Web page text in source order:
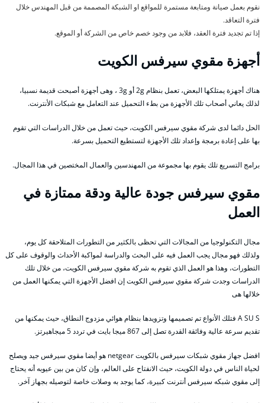
نقوم بعمل صيانة ومتابعة مستمرة للمواقع او الشبكة المصممة من قبل المهندس خلال
فترة التعاقد.
إذا تم تجديد فترة العقد، فلابد من وجود خصم خاص من الشركة أو الموقع.
أجهزة مقوي سيرفس الكويت
هناك أجهزة يمتلكها البعض، تعمل بنظام 2g أو 3g ، وهى أجهزة أصبحت قديمة نسبيا،
لذلك يعاني أصحاب تلك الأجهزة من بطء التحميل عند التعامل مع شبكات الأنترنت.
الحل دائما لدى شركة مقوي سيرفس الكويت، حيث تعمل من خلال الدراسات التي تقوم
بها على إعادة برمجة وإعداد تلك الأجهزة لتستطيع التحميل بسرعة.
برامج التسريع تلك يقوم بها مجموعة من المهندسين والعمال المختصين في هذا المجال.
مقوي سيرفس جودة عالية ودقة ممتازة في
العمل
مجال التكنولوجيا من المجالات التي تحظى بالكثير من التطورات المتلاحقة كل يوم،
ولذلك فهو مجال يجب العمل فيه على البحث والدراسة لمواكبة الأحداث والوقوف على كل
التطورات، وهذا هو العمل الذي تقوم به شركة مقوي سيرفس الكويت، من خلال تلك
الدراسات وجدت شركة مقوي سيرفس الكويت إن افضل الأجهزة التي يمكنها العمل من
خلالها هى
A SU S فتلك الأنواع تم تصميمها وتزويدها بنظام هوائي مزدوج النطاق، حيث يمكنها من
تقديم سرعة عالية وفائقة القدرة تصل إلى 867 ميجا بايت في تردد 5 ميجاهيرتز.
افضل جهاز مقوي شبكات سيرفس بالكويت netgear هو أيضا مقوي سيرفس جيد ويصلح
لحياة الناس في دولة الكويت، حيث الانفتاح على العالم، وإن كان من بين عيوبه أنه يحتاج
إلى مقوي شبكه سيرفس أنترنت كبيرة، كما يوجد به وصلات خاصة لتوصيله بجهاز آخر.